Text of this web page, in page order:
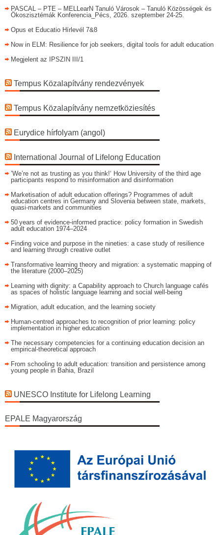
PASCAL – PTE – MELLearN Tanuló Városok – Tanuló Közösségek és
Ökoszisztémák Konferencia_Pécs, 2026. szeptember 24-25.
Opus et Educatio Hírlevél 7&8
Now in ELM: Resilience for job seekers, digital tools for adult education
Megjelent az IPSZIN III/1
Tempus Közalapítvány rendezvények
Tempus Közalapítvány nemzetköziesítés
Eurydice hírfolyam (angol)
International Journal of Lifelong Education
’We’re not as trusting as you think!‘ How University of the third age
participants respond to misinformation and disinformation
Marketisation of adult education offerings? Programmes of adult
education centres in Germany and Slovenia between state, markets,
quasi-markets and communities
50 years of evidence‑informed practice: policy formation in Swedish
adult education 1974–2024
Finding voice and purpose in the nineties: a case study of resilience
and learning through creative outlet
Transformative learning theory and migration: a systematic mapping of
the literature (2000–2025)
Learning with dignity: a Capability approach to Church language cafés
as spaces of holistic language learning and social well-being
Migration, adult education, and the learning society
Human-centred approaches to recognition of prior learning: policy
implementation in higher education
The necessary competencies for a continuing education decision an
empirical-theoretical approach
From schooling to adult education: transition and persistence among
young people in Bahia, Brazil
UNESCO Institute for Lifelong Learning
EPALE Magyarország